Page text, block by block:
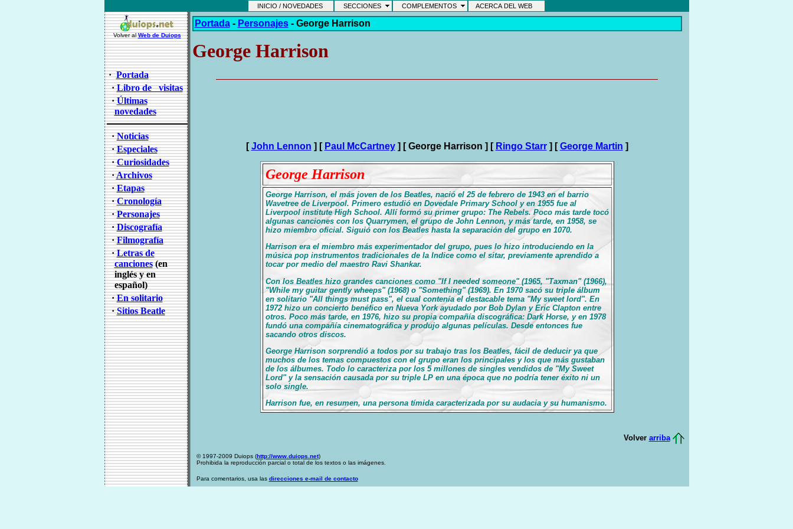
INICIO / NOVEDADES SECCIONES COMPLEMENTOS ACERCA DEL WEB
Volver alWeb de Duiops
· Portada
·Libro de visitas
·Últimas
novedades
·Noticias
·Especiales
·Curiosidades
·Archivos
·Etapas
·Cronología
·Personajes
·Discografía
·Filmografía
·Letras de
canciones(en
inglés y en
español)
·En solitario
·Sitios Beatle
Portada- Personajes- George Harrison
George Harrison
[John Lennon ] [ Paul McCartney] [ George Harrison ] [ Ringo Starr] [George Martin ]
George Harrison
George Harrison, el más joven de los Beatles, nació el 25 de febrero de 1943 en el barrio
Wavetree de Liverpool. Primero estudió en Dovedale Primary School y en 1955 fue al
Liverpool institute High School. Allí formó su primer grupo: The Rebels. Poco más tarde tocó
algunas canciones con los Quarrymen, el grupo de John Lennon, y más tarde, en 1958, se
hizo miembro oficial. Siguió con los Beatles hasta la separación del grupo en 1070.
Harrison era el miembro más experimentador del grupo, pues lo hizo introduciendo en la
música pop instrumentos tradicionales de la Indice como el sitar, previamente aprendido a
tocar por medio del maestro Ravi Shankar.
Con los Beatles hizo grandes canciones como "If I needed someone" (1965, "Taxman" (1966),
"While my guitar gently wheeps" (1968) o "Something" (1969). En 1970 sacó su triple álbum
en solitario "All things must pass", el cual contenía el destacable tema "My sweet lord". En
1972 hizo un concierto benéfico en Nueva York ayudado por Bob Dylan y Eric Clapton entre
otros. Poco más tarde, en 1976, hizo su propia compañía discográfica: Dark Horse, y en 1978
fundó una compañía cinematográfica y produjo algunas películas. Desde entonces fue
sacando otros discos.
George Harrison sorprendió a todos por su trabajo tras los Beatles, fácil de deducir ya que
muchos de los temas compuestos con el grupo eran los principales y los que más gustaban
de los álbumes. Todo lo caracteriza por los 5 millones de singles vendidos de "My Sweet
Lord" y la sensación causada por su triple LP en una época que no podría tener éxito ni un
solo single.
Harrison fue, en resumen, una persona tímida caracterizada por su audacia y su humanismo.
Volver arriba
© 1997-2009 Duiops (http://www.duiops.net)
Prohibida la reproducción parcial o total de los textos o las imágenes.
Para comentarios, usa las direcciones e-mail de contacto